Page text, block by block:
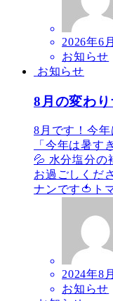
2026年6
お知らせ
お知らせ
8月の変わ
8月です！今
「今年は暑す
💦 水分塩分の
お過ごしくだ
ナンです🍅ト
2024年8
お知らせ